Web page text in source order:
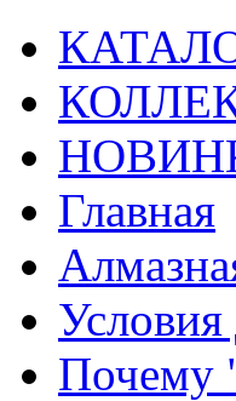
Главная
Условия
Почему